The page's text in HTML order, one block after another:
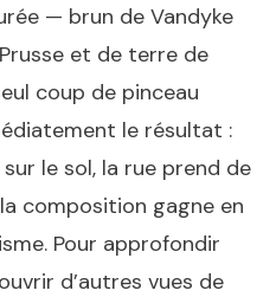
— brun de Vandyke
et de terre de
coup de pinceau
le résultat :
le sol, la rue prend de
composition gagne en
Pour approfondir
d’autres vues de